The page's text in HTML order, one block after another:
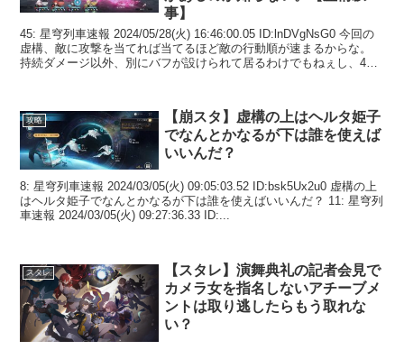
事】
45: 星穹列車速報 2024/05/28(火) 16:46:00.05 ID:lnDVgNsG0 今回の
虚構、敵に攻撃を当てれば当てるほど敵の行動順が速まるからな。
持続ダメージ以外、別にバフが設けられて居るわけでもねぇし、4の
攻略
【崩スタ】虚構の上はヘルタ姫子
でなんとかなるが下は誰を使えば
いいんだ？
8: 星穹列車速報 2024/03/05(火) 09:05:03.52 ID:bsk5Ux2u0 虚構の上
はヘルタ姫子でなんとかなるが下は誰を使えばいいんだ？ 11: 星穹列
車速報 2024/03/05(火) 09:27:36.33 ID:...
スタレ
【スタレ】演舞典礼の記者会見で
カメラ女を指名しないアチーブメ
ントは取り逃したらもう取れな
い？